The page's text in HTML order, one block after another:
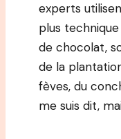
experts
plus
de chocolat,
de la
fèves, du
me suis dit,